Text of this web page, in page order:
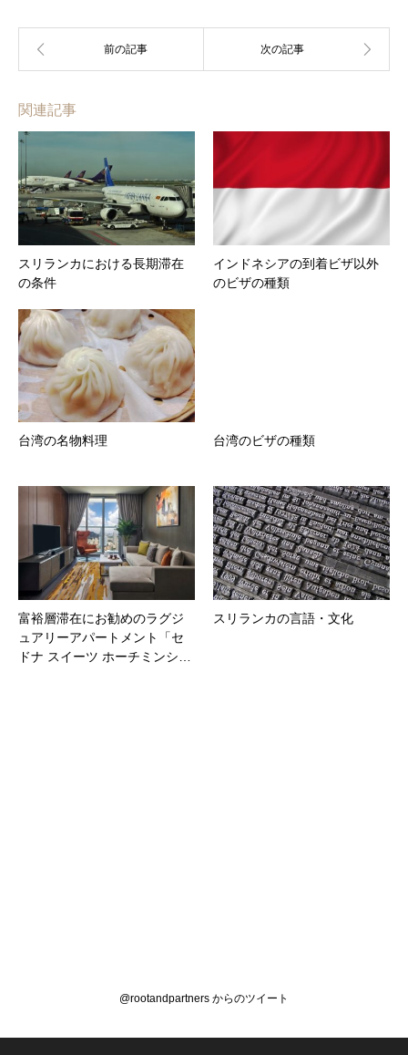
関連記事
スリランカにおける長期滞在
の条件
インドネシアの到着ビザ以外
のビザの種類
台湾の名物料理 台湾のビザの種類
富裕層滞在にお勧めのラグジ
ュアリーアパートメント「セ
ドナ スイーツ ホーチミンシ…
スリランカの言語・文化
@rootandpartners からのツイート